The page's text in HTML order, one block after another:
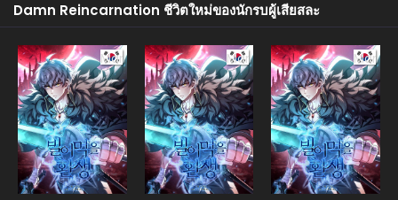
Damn Reincarnation ชีวิตใหม่ของนักรบผู้เสียสละ
Manhwa Manhwa